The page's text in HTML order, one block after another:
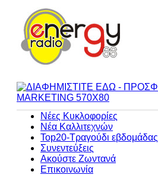
Νέες Κυκλοφορίες
Νέα Καλλιτεχνών
Top20-Τραγούδι εβδομάδας
Συνεντεύξεις
Ακούστε Ζωντανά
Επικοινωνία